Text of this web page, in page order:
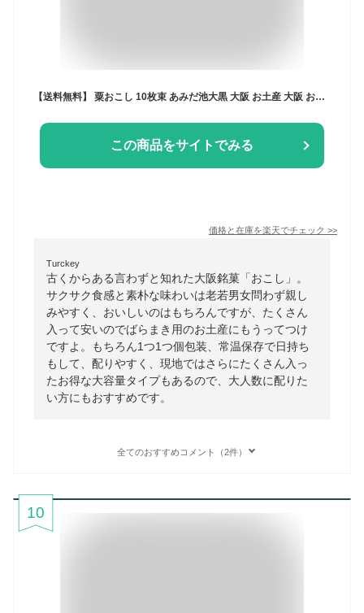
【送料無料】 粟おこし 10枚束 あみだ池大黒 大阪 お土産 大阪 お土産 おこし 大阪名物 ギフト 内祝
この商品をサイトでみる
価格と在庫を楽天でチェック >>
Turckey
古くからある言わずと知れた大阪銘菓「おこし」。
サクサク食感と素朴な味わいは老若男女問わず親し
みやすく、おいしいのはもちろんですが、たくさん
入って安いのでばらまき用のお土産にもうってつけ
ですよ。もちろん1つ1つ個包装、常温保存で日持ち
もして、配りやすく、現地ではさらにたくさん入っ
たお得な大容量タイプもあるので、大人数に配りた
い方にもおすすめです。
全てのおすすめコメント（2件）
10